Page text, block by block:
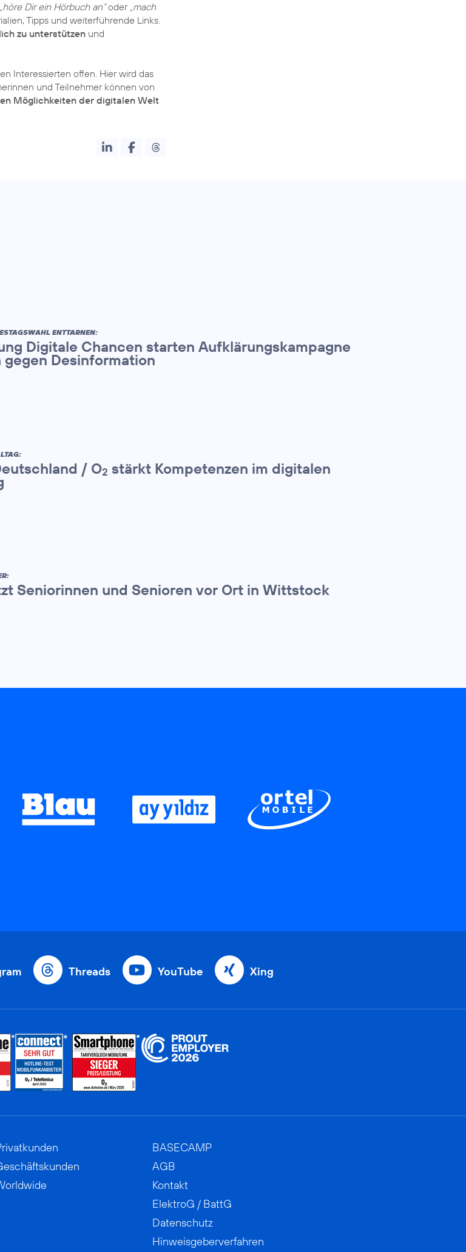
„höre Dir ein Hörbuch an“oder „mach
Tipps und weiterführende Links.
zu unterstützen und
Interessierten offen. Hier wird das
und Teilnehmer können von
Möglichkeiten der digitalen Welt
ENTTARNEN:
Digitale Chancen starten Aufklärungskampagne
Desinformation
/ O2 stärkt Kompetenzen im digitalen
Seniorinnen und Senioren vor Ort in Wittstock
Threads YouTube Xing
BASECAMP
AGB
Kontakt
ElektroG / BattG
Datenschutz
Hinweisgeberverfahren